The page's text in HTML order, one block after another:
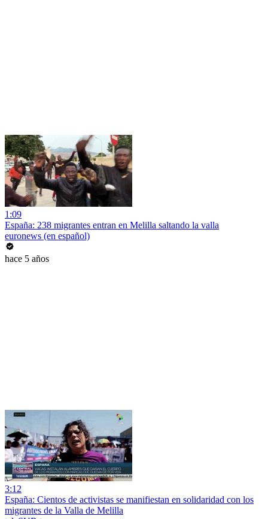
1:09
España: 238 migrantes entran en Melilla saltando la valla
euronews (en español)
hace 5 años
3:12
España: Cientos de activistas se manifiestan en solidaridad con los
migrantes de la Valla de Melilla